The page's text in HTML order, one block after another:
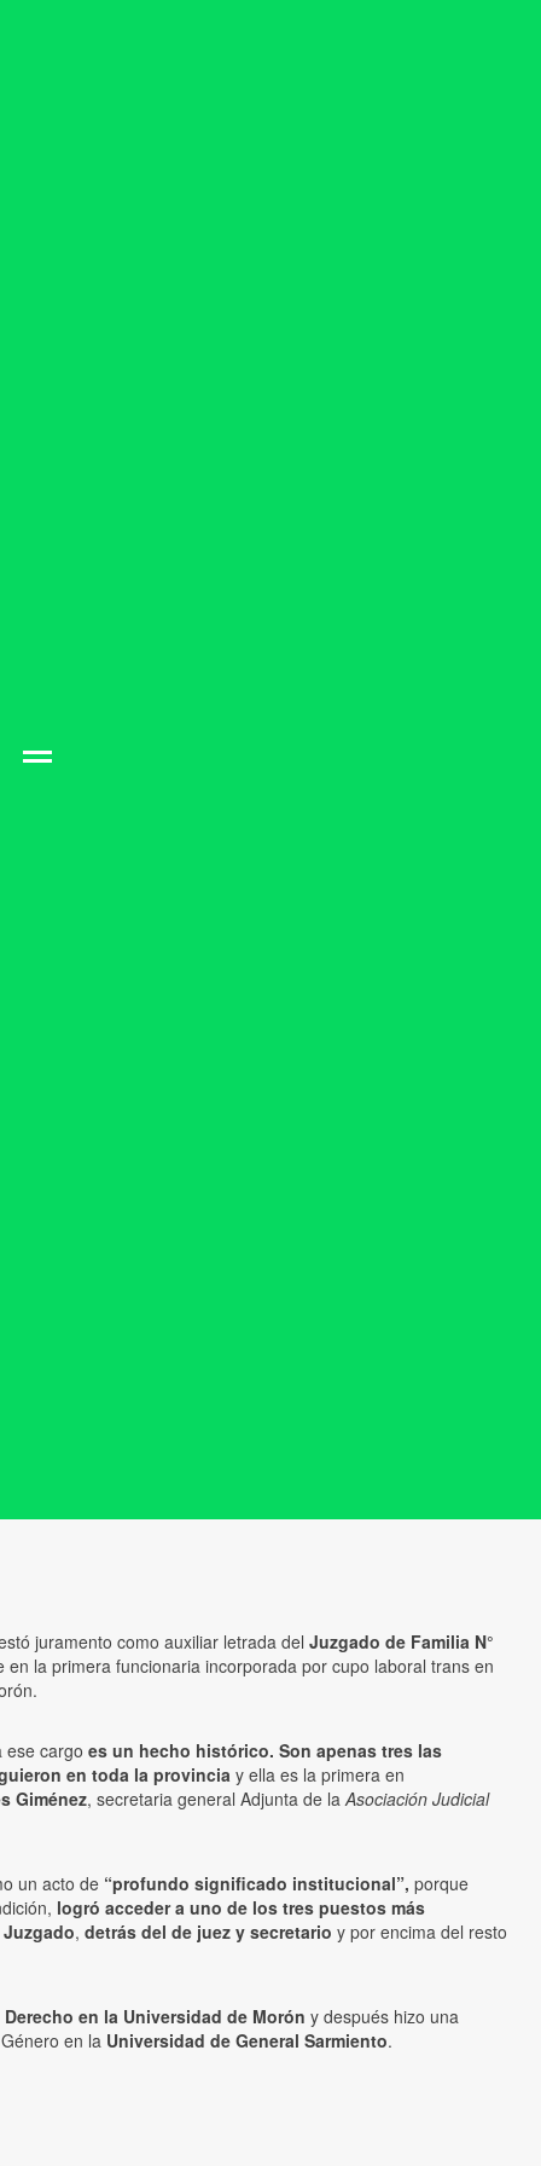
juramento como auxiliar letrada del Juzgado de Familia N°
en la primera funcionaria incorporada por cupo laboral trans en
ese cargo es un hecho histórico. Son apenas tres las
en toda la provincia y ella es la primera en
Giménez, secretaria general Adjunta de laAsociación Judicial
un acto de “profundo significado institucional”, porque
logró acceder a uno de los tres puestos más
, detrás del de juez y secretario y por encima del resto
en la Universidad de Morón y después hizo una
en la Universidad de General Sarmiento.